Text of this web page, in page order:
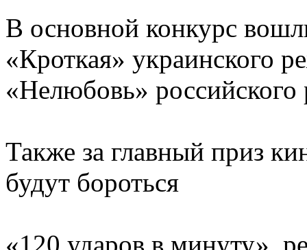
В основной конкурс
«Кроткая» украинского
«Нелюбовь» российского
Также за главный приз
будут бороться
«120 ударов в минуту»,